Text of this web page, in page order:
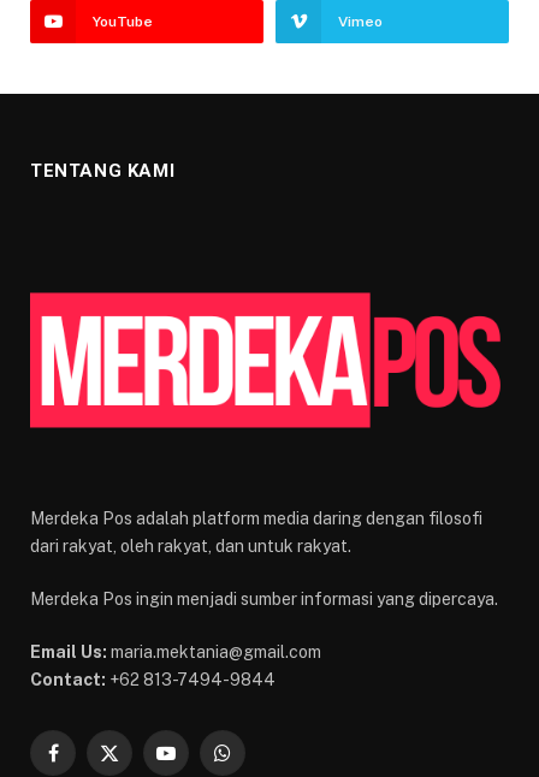
YouTube Vimeo
TENTANG KAMI
Merdeka Pos adalah platform media daring dengan filosofi
dari rakyat, oleh rakyat, dan untuk rakyat.
Merdeka Pos ingin menjadi sumber informasi yang dipercaya.
Email Us: maria.mektania@gmail.com
Contact: +62 813-7494-9844
Facebook
X
YouTubeWhatsApp